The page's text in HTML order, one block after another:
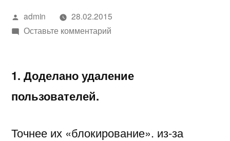
Написано
автором
admin
28.02.2015
Оставьте комментарийк
28
скрытие
1. Доделано удаление
пользователей.
Точнее их «блокирование». из-за